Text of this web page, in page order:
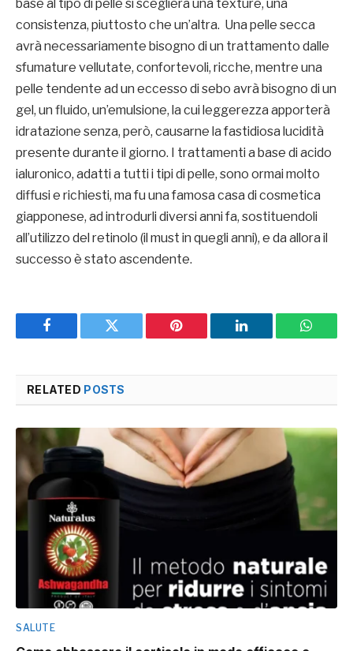
base al tipo di pelle si sceglierà una texture, una
consistenza, piuttosto che un’altra. Una pelle secca
avrà necessariamente bisogno di un trattamento dalle
sfumature vellutate, confortevoli, ricche, mentre una
pelle tendente ad un eccesso di sebo avrà bisogno di un
gel, un fluido, un’emulsione, la cui leggerezza apporterà
idratazione senza, però, causarne la fastidiosa lucidità
presente durante il giorno. I trattamenti a base di acido
ialuronico, adatti a tutti i tipi di pelle, sono ormai molto
diffusi e richiesti, ma fu una famosa casa di cosmetica
giapponese, ad introdurli diversi anni fa, sostituendoli
all’utilizzo del retinolo (il must in quegli anni), e da allora il
successo è stato ascendente.
Facebook Twitter Pinterest LinkedIn
RELATED POSTS
SALUTE